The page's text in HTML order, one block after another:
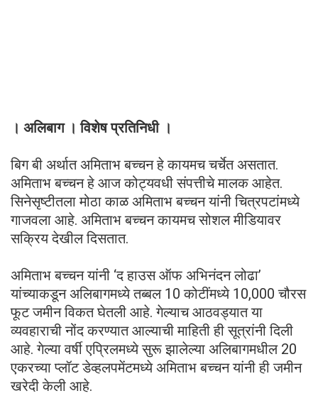
। अलिबाग । विशेष प्रतिनिधी ।
बिग बी अर्थात अमिताभ बच्चन हे कायमच चर्चेत असतात.
अमिताभ बच्चन हे आज कोट्यवधी संपत्तीचे मालक आहेत.
सिनेसृष्टीतला मोठा काळ अमिताभ बच्चन यांनी चित्रपटांमध्ये
गाजवला आहे. अमिताभ बच्चन कायमच सोशल मीडियावर
सक्रिय देखील दिसतात.
अमिताभ बच्चन यांनी ‘द हाउस ऑफ अभिनंदन लोढा’
यांच्याकडून अलिबागमध्ये तब्बल 10 कोटींमध्ये 10,000 चौरस
फूट जमीन विकत घेतली आहे. गेल्याच आठवड्यात या
व्यवहाराची नोंद करण्यात आल्याची माहिती ही सूत्रांनी दिली
आहे. गेल्या वर्षी एप्रिलमध्ये सुरू झालेल्या अलिबागमधील 20
एकरच्या प्लॉट डेव्हलपमेंटमध्ये अमिताभ बच्चन यांनी ही जमीन
खरेदी केली आहे.